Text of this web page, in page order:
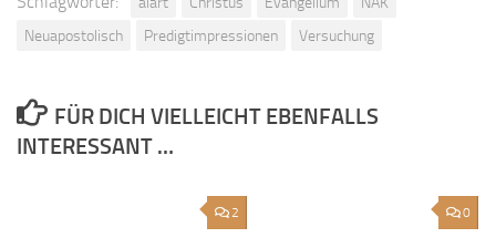
Neuapostolisch
Predigtimpressionen Versuchung
FÜR DICH VIELLEICHT EBENFALLS
INTERESSANT …
2 0